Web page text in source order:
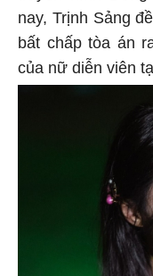
nay, Trịnh Sảng
bất chấp tòa án
của nữ diễn viên